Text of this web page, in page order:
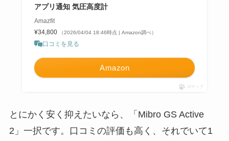
アプリ通知 気圧高度計
Amazfit
¥34,800
（2026/04/04 18:46時点 | Amazon調べ）
口コミを見る
Amazon
ポチップ
とにかく安く抑えたいなら、「Mibro GS Active
2」一択です。口コミの評価も高く、それでいて1